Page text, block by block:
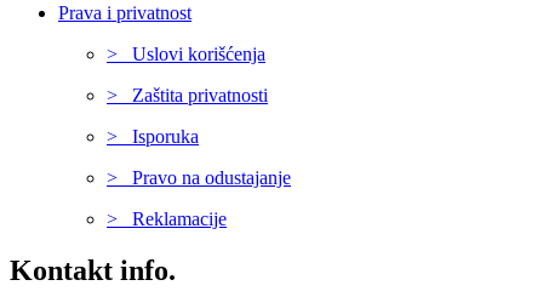
Prava i privatnost
> Uslovi korišćenja
> Zaštita privatnosti
> Isporuka
> Pravo na odustajanje
> Reklamacije
Kontakt info.